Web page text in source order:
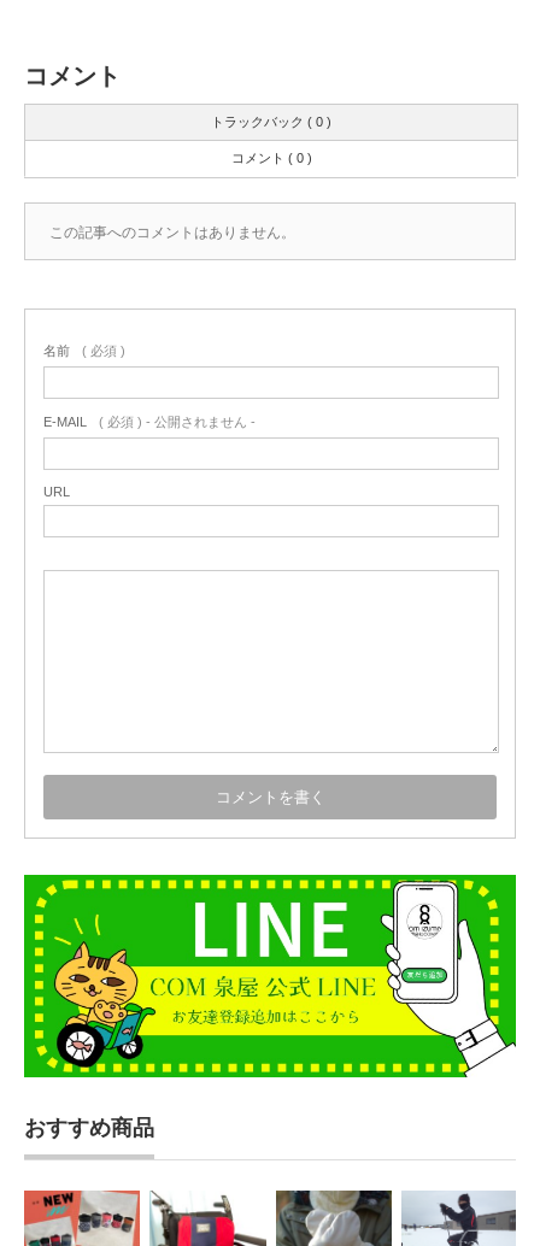
コメント
トラックバック ( 0 )
コメント ( 0 )
この記事へのコメントはありません。
名前 ( 必須 )
E-MAIL ( 必須 ) - 公開されません -
URL
おすすめ商品